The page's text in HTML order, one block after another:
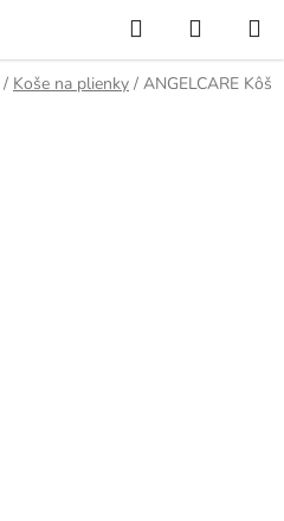
Hľadať
KOŠÍK
/ Koše na plienky / ANGELCARE Kôš